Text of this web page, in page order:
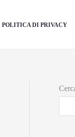
POLITICA DI PRIVACY